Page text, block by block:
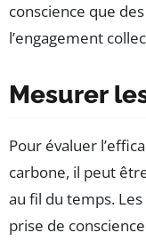
conscience que
l’engagement
Mesurer
Pour évaluer
carbone, il peut
au fil du temps.
prise de